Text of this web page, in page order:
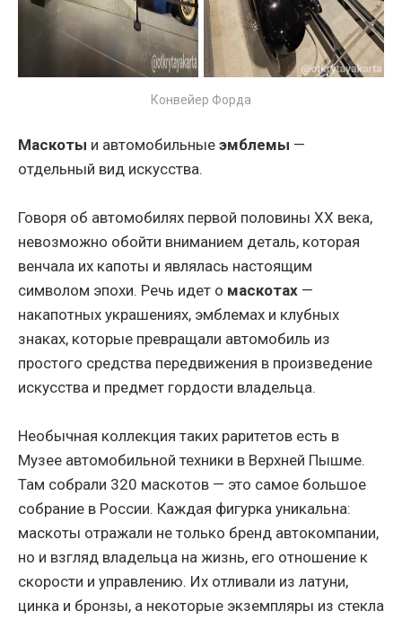
Конвейер Форда
Маскоты и автомобильные эмблемы —
отдельный вид искусства.
Говоря об автомобилях первой половины ХХ века,
невозможно обойти вниманием деталь, которая
венчала их капоты и являлась настоящим
символом эпохи. Речь идет о маскотах —
накапотных украшениях, эмблемах и клубных
знаках, которые превращали автомобиль из
простого средства передвижения в произведение
искусства и предмет гордости владельца.
Необычная коллекция таких раритетов есть в
Музее автомобильной техники в Верхней Пышме.
Там собрали 320 маскотов — это самое большое
собрание в России. Каждая фигурка уникальна:
маскоты отражали не только бренд автокомпании,
но и взгляд владельца на жизнь, его отношение к
скорости и управлению. Их отливали из латуни,
цинка и бронзы, а некоторые экземпляры из стекла